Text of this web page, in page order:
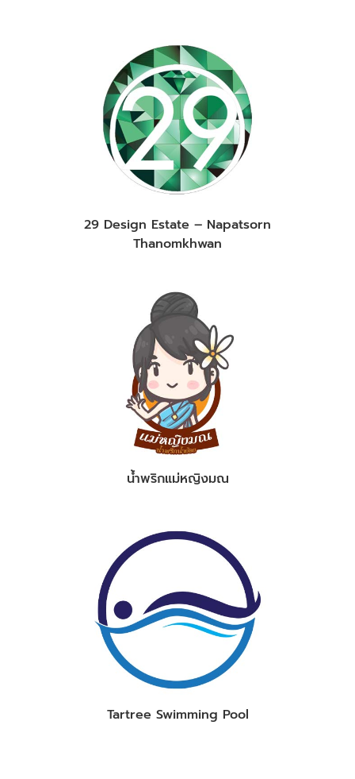
29 Design Estate – Napatsorn
Thanomkhwan
น้ำพริกแม่หญิงมณ
Tartree Swimming Pool